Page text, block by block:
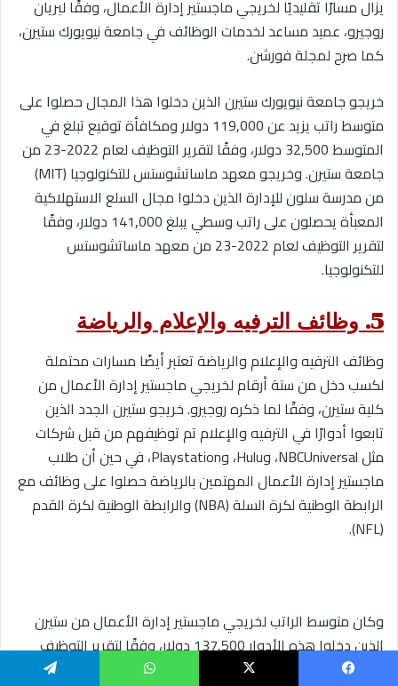
يزال مسارًا تقليديًا لخريجي ماجستير إدارة الأعمال، وفقًا لبريان
روجيرو، عميد مساعد لخدمات الوظائف في جامعة نيويورك ستيرن،
كما صرح لمجلة فورشن.
خريجو جامعة نيويورك ستيرن الذين دخلوا هذا المجال حصلوا على
متوسط راتب يزيد عن 119,000 دولار ومكافأة توقيع تبلغ في
المتوسط 32,500 دولار، وفقًا لتقرير التوظيف لعام 2022-23 من
جامعة ستيرن. وخريجو معهد ماساتشوستس للتكنولوجيا (MIT)
من مدرسة سلون للإدارة الذين دخلوا مجال السلع الاستهلاكية
المعبأة يحصلون على راتب وسطي يبلغ 141,000 دولار، وفقًا
لتقرير التوظيف لعام 2022-23 من معهد ماساتشوستس
للتكنولوجيا.
5. وظائف الترفيه والإعلام والرياضة
وظائف الترفيه والإعلام والرياضة تعتبر أيضًا مسارات محتملة
لكسب دخل من ستة أرقام لخريجي ماجستير إدارة الأعمال من
كلية ستيرن، وفقًا لما ذكره روجيرو. خريجو ستيرن الجدد الذين
تابعوا أدوارًا في الترفيه والإعلام تم توظيفهم من قبل شركات
مثل NBCUniversal، وHulu، وPlaystation، في حين أن طلاب
ماجستير إدارة الأعمال المهتمين بالرياضة حصلوا على وظائف مع
الرابطة الوطنية لكرة السلة (NBA) والرابطة الوطنية لكرة القدم
(NFL).
وكان متوسط ​​الراتب لخريجي ماجستير إدارة الأعمال من ستيرن
الذين دخلوا هذه الأدوار 137,500 دولار، وفقًا لتقرير التوظيف